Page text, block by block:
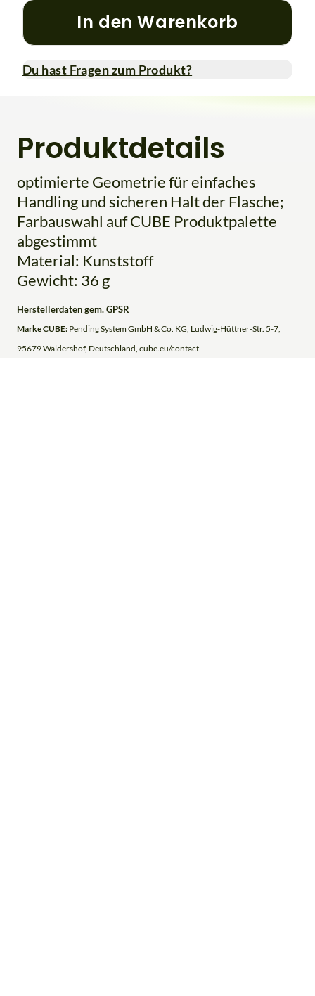
In den Warenkorb
Du hast Fragen zum Produkt?
Produktdetails
optimierte Geometrie für einfaches
Handling und sicheren Halt der Flasche;
Farbauswahl auf CUBE Produktpalette
abgestimmt
Material: Kunststoff
Gewicht: 36 g
Herstellerdaten gem. GPSR
Marke CUBE: Pending System GmbH & Co. KG, Ludwig-Hüttner-Str. 5-7,
95679 Waldershof, Deutschland, cube.eu/contact